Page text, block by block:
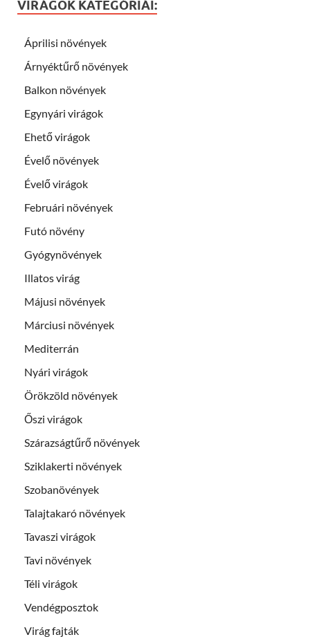
VIRÁGOK KATEGÓRIÁI:
Áprilisi növények
Árnyéktűrő növények
Balkon növények
Egynyári virágok
Ehető virágok
Évelő növények
Évelő virágok
Februári növények
Futó növény
Gyógynövények
Illatos virág
Májusi növények
Márciusi növények
Mediterrán
Nyári virágok
Örökzöld növények
Őszi virágok
Szárazságtűrő növények
Sziklakerti növények
Szobanövények
Talajtakaró növények
Tavaszi virágok
Tavi növények
Téli virágok
Vendégposztok
Virág fajták